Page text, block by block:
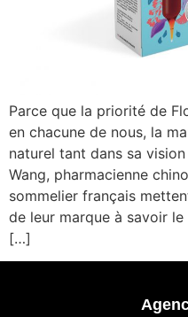
Parce que la priorité de
en chacune de nous, la
naturel tant dans sa
Wang, pharmacienne
sommelier français
de leur marque à savoir
[…]